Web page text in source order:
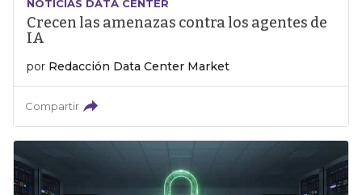
NOTICIAS DATA CENTER
Crecen las amenazas contra los agentes de
IA
por Redacción Data Center Market
Compartir